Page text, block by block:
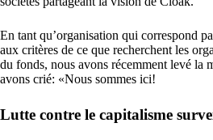
En tant qu’organisation qui correspond
aux critères de ce que recherchent les
du fonds, nous avons récemment levé la
avons crié: «Nous sommes ici!
Lutte contre le capitalisme